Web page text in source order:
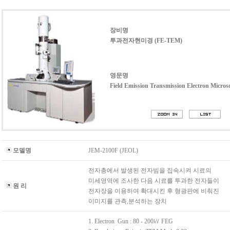
장비명
투과전자현미경 (FE-TEM)
영문명
Field Emission Transmission Electron
모델명 JEM-2100F (JEOL)
원 리
전자총에서 발생된 전자빔을 집속시켜 시료의
미세영역에 조사한 다음 시료를 투과한 전자들이
전자장을 이용하여 확대시킨 후 형광판에 비춰진
이미지를 관측,분석하는 장치
1. Electron Gun : 80 - 200㎸ FEG